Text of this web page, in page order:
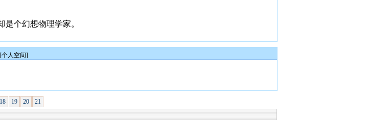
个幻想物理学家。
个人空间]
18 19 20 21